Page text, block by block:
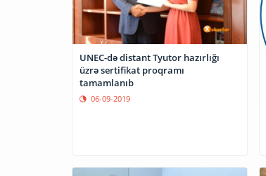
UNEC-də distant Tyutor hazırlığı
üzrə sertifikat proqramı
tamamlanıb
06-09-2019